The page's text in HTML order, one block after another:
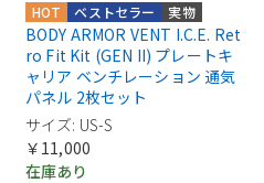
実物
ベストセラー
HOT
BODY ARMOR VENT I.C.E. Ret
ro Fit Kit (GEN II) プレートキ
ャリア ベンチレーション 通気
パネル 2枚セット
サイズ: US-S
￥11,000
在庫あり